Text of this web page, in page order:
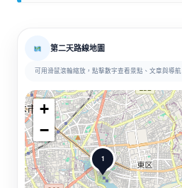
第二天路線地圖
可用滑鼠滾輪縮放，點擊數字查看景點、文章與導航
1
+
−